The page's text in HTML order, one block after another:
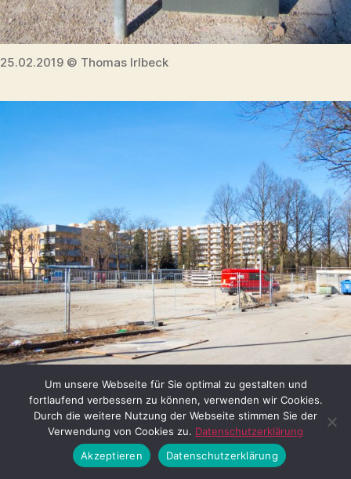
25.02.2019 © Thomas Irlbeck
25.02.2019 © Thomas Irlbeck
Um unsere Webseite für Sie optimal zu gestalten und
fortlaufend verbessern zu können, verwenden wir Cookies.
Durch die weitere Nutzung der Webseite stimmen Sie der
Verwendung von Cookies zu. Datenschutzerklärung
Akzeptieren
Datenschutzerklärung